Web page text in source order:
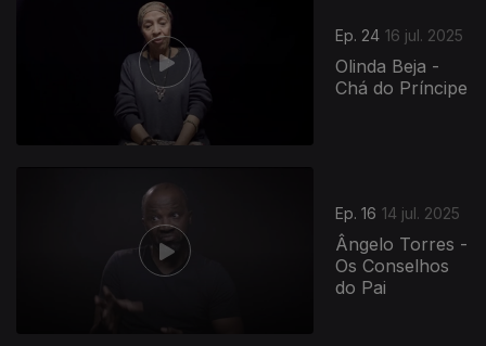
Ep. 24 16 jul. 2025
Olinda Beja -
Chá do Príncipe
Ep. 16 14 jul. 2025
Ângelo Torres -
Os Conselhos
do Pai